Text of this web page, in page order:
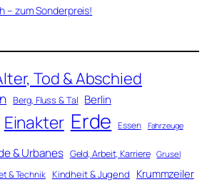
– zum Sonderpreis!
Tod & Abschied
Berg, Fluss & Tal Berlin
Einakter Erde Essen Fahrzeuge
& Urbanes Geld, Arbeit, Karriere Grusel
& Technik Kindheit & Jugend Krummzeiler